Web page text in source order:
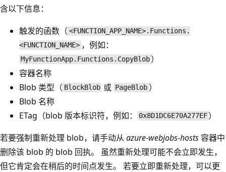
含以下信息：
触发的函数（ <FUNCTION_APP_NAME>.Functions.
<FUNCTION_NAME> ，例如：
MyFunctionApp.Functions.CopyBlob ）
容器名称
Blob 类型（ BlockBlob 或 PageBlob ）
Blob 名称
ETag（blob 版本标识符，例如：
0x8D1DC6E70A277EF ）
若要强制重新处理 blob，请手动从 azure-webjobs-hosts 容器中
删除该 blob 的 blob 回执。 虽然重新处理可能不会立即发生，
但它肯定会在稍后的时间点发生。 若要立即重新处理，可以更